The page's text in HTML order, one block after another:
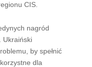
CIS.
nagród
Ukraiński
by spełnić
dla